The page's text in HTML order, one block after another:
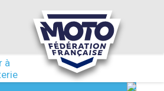
à
NEVERS MAGNY-COURS (58)
2026 au 27/09/2026